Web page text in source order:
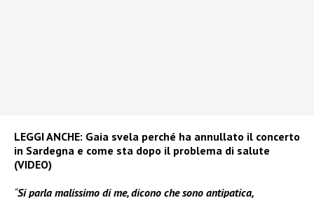
LEGGI ANCHE: Gaia svela perché ha annullato il concerto
in Sardegna e come sta dopo il problema di salute
(VIDEO)
“Si parla malissimo di me, dicono che sono antipatica,